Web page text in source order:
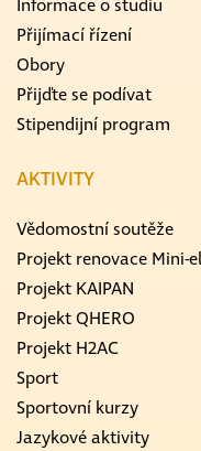
Informace o studiu
Přijímací řízení
Obory
Přijďte se podívat
Stipendijní program
AKTIVITY
Vědomostní soutěže
Projekt renovace Mini-
Projekt KAIPAN
Projekt QHERO
Projekt H2AC
Sport
Sportovní kurzy
Jazykové aktivity